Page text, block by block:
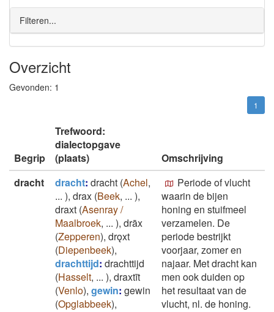
Filteren...
Overzicht
Gevonden: 1
1
Begrip
Trefwoord:
dialectopgave
(plaats)
Omschrijving
dracht
dracht: dracht (Achel,
... ), drax (Beek, ... ),
draxt (Asenray /
Maalbroek, ... ), drāx
(Zepperen), drǫxt
(Diepenbeek),
drachttijd: drachttijd
(Hasselt, ... ), draxtīt
(Venlo), gewin: gewin
(Opglabbeek),
Periode of vlucht
waarin de bijen
honing en stuifmeel
verzamelen. De
periode bestrijkt
voorjaar, zomer en
najaar. Met dracht kan
men ook duiden op
het resultaat van de
vlucht, nl. de honing.